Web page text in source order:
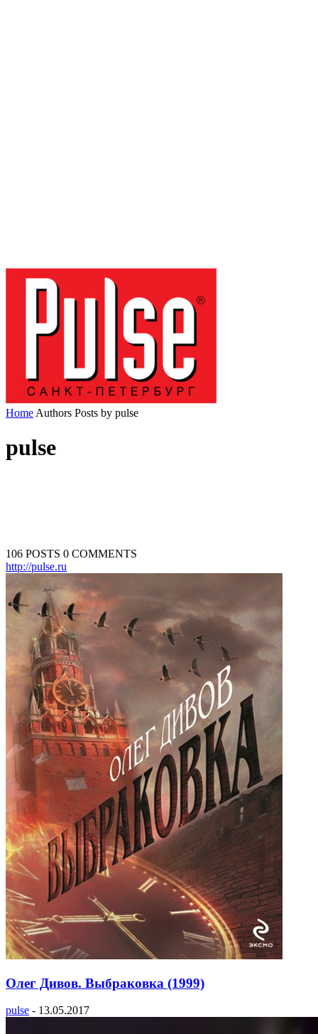
Home Authors Posts by pulse
pulse
106 POSTS 0 COMMENTS
http://pulse.ru
Олег Дивов. Выбраковка (1999)
pulse - 13.05.2017